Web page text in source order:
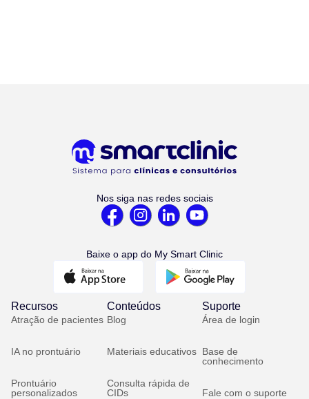
Nos siga nas redes sociais
Baixe o app do My Smart Clinic
Recursos
Atração de pacientes
IA no prontuário
Prontuário
personalizados
Conteúdos
Blog
Materiais educativos
Consulta rápida de
CIDs
Suporte
Área de login
Base de
conhecimento
Fale com o suporte